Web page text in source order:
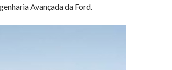
Avançada da Ford.